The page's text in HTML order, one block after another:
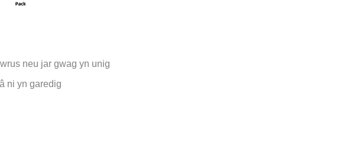
neu jar gwag yn unig
ni yn garedig